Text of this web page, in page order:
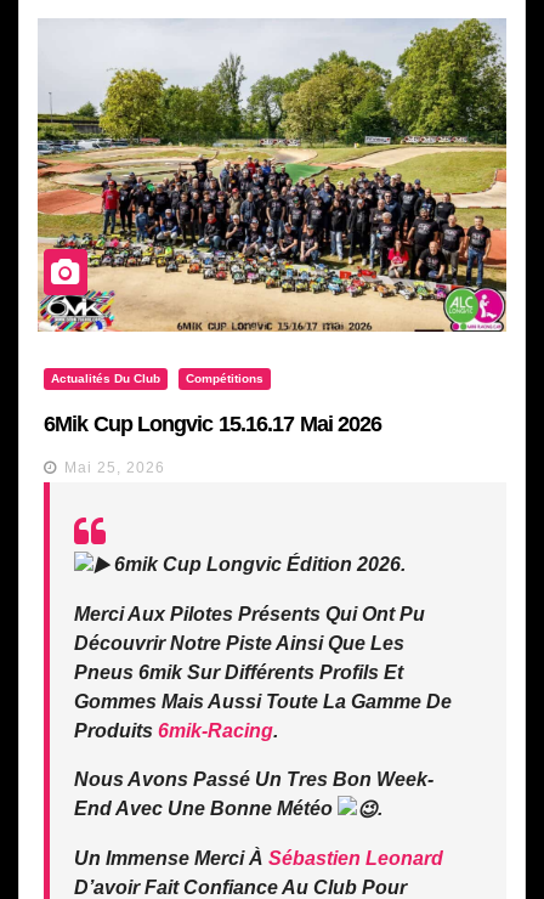
Actualités Du Club Compétitions
6Mik Cup Longvic 15.16.17 Mai 2026
Mai 25, 2026
6mik Cup Longvic Édition 2026.
Merci Aux Pilotes Présents Qui Ont Pu
Découvrir Notre Piste Ainsi Que Les
Pneus 6mik Sur Différents Profils Et
Gommes Mais Aussi Toute La Gamme De
Produits 6mik-Racing.
Nous Avons Passé Un Tres Bon Week-
End Avec Une Bonne Météo
.
Un Immense Merci À Sébastien Leonard
D’avoir Fait Confiance Au Club Pour